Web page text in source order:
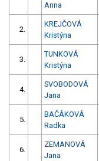
Anna
2.
KREJČOVÁ
Kristýna
3.
TUNKOVÁ
Kristýna
4.
SVOBODOVÁ
Jana
5.
BAČÁKOVÁ
Radka
6.
ZEMANOVÁ
Jana